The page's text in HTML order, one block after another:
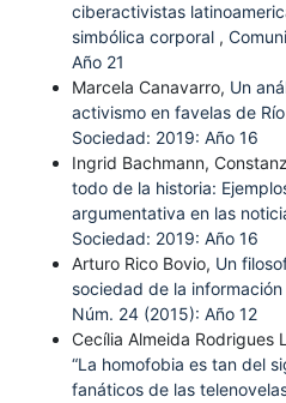
ciberactivistas
simbólica corporal ,
Año 21
Marcela Canavarro, Un
activismo en favelas de
Sociedad: 2019: Año 16
Ingrid Bachmann,
todo de la historia:
argumentativa en las
Sociedad: 2019: Año 16
Arturo Rico Bovio, Un
sociedad de la información
Núm. 24 (2015): Año 12
Cecília Almeida Rodrigues
“La homofobia es tan del
fanáticos de las